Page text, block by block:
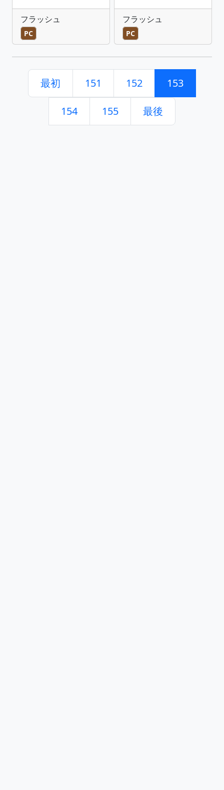
フラッシュ
PC
フラッシュ
PC
最初 151 152 153
154 155 最後